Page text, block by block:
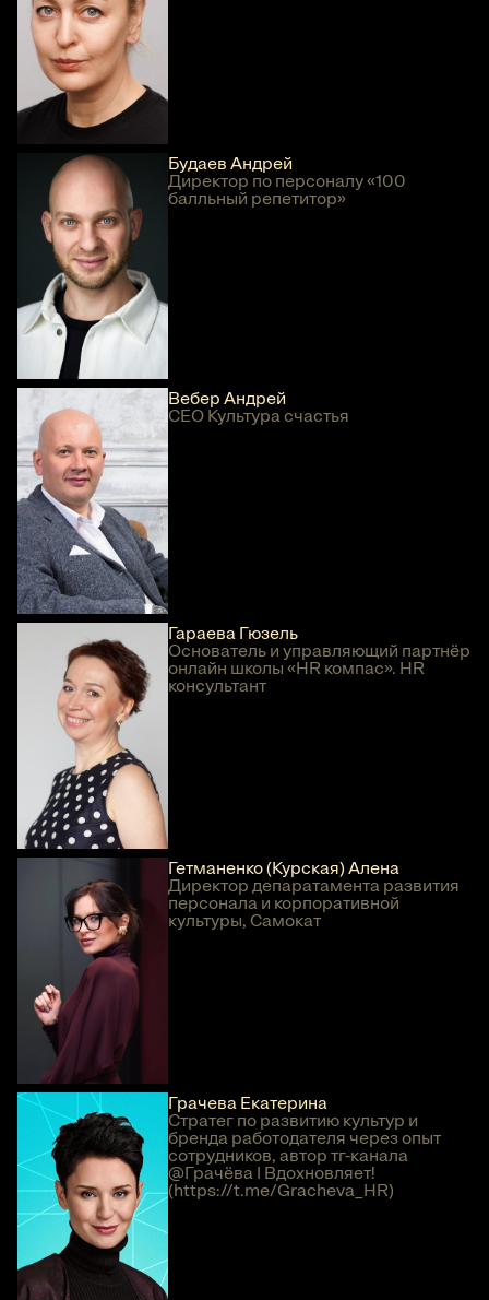
Будаев Андрей
Директор по персоналу «100
балльный репетитор»
Вебер Андрей
СЕО Культура счастья
Гараева Гюзель
Основатель и управляющий партнёр
онлайн школы «HR компас». HR
консультант
Гетманенко (Курская) Алена
Директор депаратамента развития
персонала и корпоративной
культуры, Самокат
Грачева Екатерина
Стратег по развитию культур и
бренда работодателя через опыт
сотрудников, автор тг-канала
@Грачёва | Вдохновляет!
(https://t.me/Gracheva_HR)